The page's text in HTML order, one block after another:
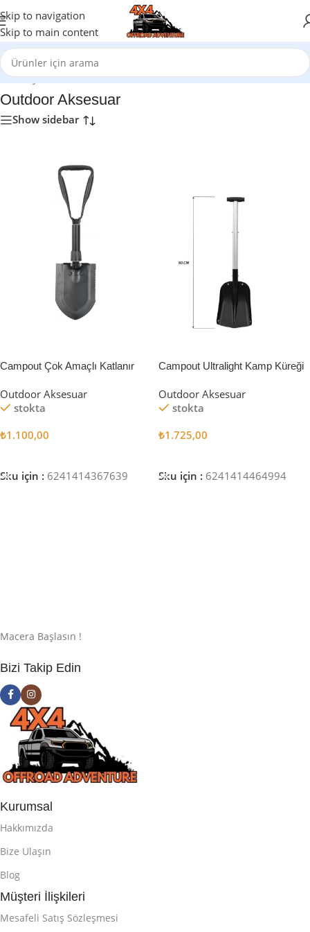
Skip to navigation
Skip to main content
Ana Sayfa/Outdoor Aksesuar
Outdoor Aksesuar
Show sidebar
Campout Çok Amaçlı Katlanır
Outdoor Aksesuar
stokta
₺1.100,00
Sku için : 6241414367639
Campout Ultralight Kamp Küreği
Outdoor Aksesuar
stokta
₺1.725,00
Sku için : 6241414464994
Macera Başlasın !
Bizi Takip Edin
Kurumsal
Hakkımızda
Bize Ulaşın
Blog
Müşteri İlişkileri
Mesafeli Satış Sözleşmesi